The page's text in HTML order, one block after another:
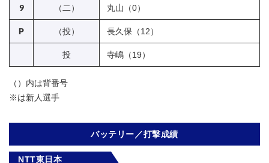
9 （二） 丸山（0）
P （投） 長久保（12）
投 寺嶋（19）
（）内は背番号
※は新人選手
バッテリー／打撃成績
NTT東日本